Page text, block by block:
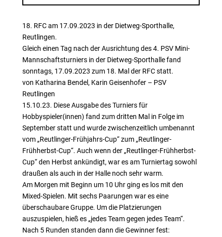
18. RFC am 17.09.2023 in der Dietweg-Sporthalle,
Reutlingen.
Gleich einen Tag nach der Ausrichtung des 4. PSV Mini-
Mannschaftsturniers in der Dietweg-Sporthalle fand
sonntags, 17.09.2023 zum 18. Mal der RFC statt.
von Katharina Bendel, Karin Geisenhofer – PSV
Reutlingen
15.10.23. Diese Ausgabe des Turniers für
Hobbyspieler(innen) fand zum dritten Mal in Folge im
September statt und wurde zwischenzeitlich umbenannt
vom „Reutlinger-Frühjahrs-Cup“ zum „Reutlinger-
Frühherbst-Cup“. Auch wenn der „Reutlinger-Frühherbst-
Cup“ den Herbst ankündigt, war es am Turniertag sowohl
draußen als auch in der Halle noch sehr warm.
Am Morgen mit Beginn um 10 Uhr ging es los mit den
Mixed-Spielen. Mit sechs Paarungen war es eine
überschaubare Gruppe. Um die Platzierungen
auszuspielen, hieß es „jedes Team gegen jedes Team“.
Nach 5 Runden standen dann die Gewinner fest: